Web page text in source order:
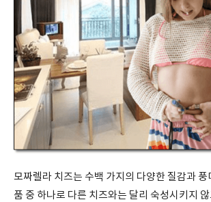
모짜렐라 치즈는 수백 가지의 다양한 질감과 풍
품 중 하나로 다른 치즈와는 달리 숙성시키지